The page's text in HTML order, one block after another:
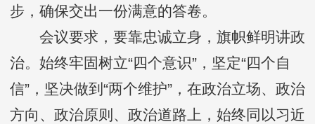
步，确保交出一份满意的答卷。
会议要求，要靠忠诚立身，旗帜鲜明讲政
治。始终牢固树立“四个意识”，坚定“四个自
信”，坚决做到“两个维护”，在政治立场、政治
方向、政治原则、政治道路上，始终同以习近